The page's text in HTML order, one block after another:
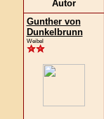
Autor
Gunther von
Dunkelbrunn
Weibel